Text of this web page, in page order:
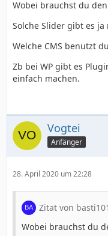
Wobei brauchst du
Solche Slider gibt es
Welche CMS benutzt
Zb bei WP gibt es
einfach machen.
Vogtei
Anfänger
28. April 2020 um 22:28
Zitat von
Wobei brauchst du